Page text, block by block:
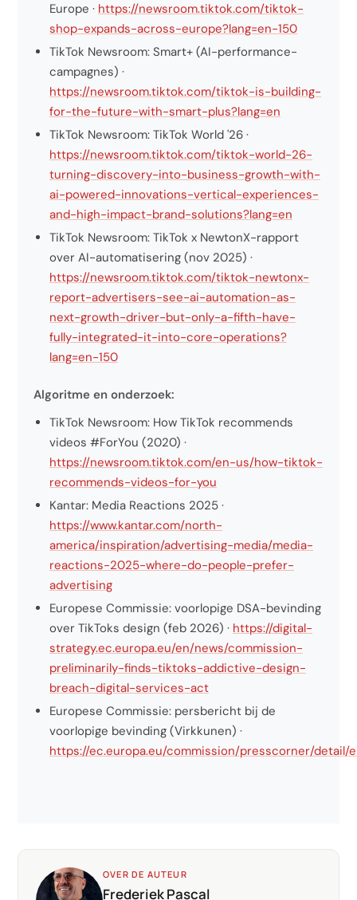
Europe · https://newsroom.tiktok.com/tiktok-
shop-expands-across-europe?lang=en-150
TikTok Newsroom: Smart+ (AI-performance-
campagnes) ·
https://newsroom.tiktok.com/tiktok-is-building-
for-the-future-with-smart-plus?lang=en
TikTok Newsroom: TikTok World '26 ·
https://newsroom.tiktok.com/tiktok-world-26-
turning-discovery-into-business-growth-with-
ai-powered-innovations-vertical-experiences-
and-high-impact-brand-solutions?lang=en
TikTok Newsroom: TikTok x NewtonX-rapport
over AI-automatisering (nov 2025) ·
https://newsroom.tiktok.com/tiktok-newtonx-
report-advertisers-see-ai-automation-as-
next-growth-driver-but-only-a-fifth-have-
fully-integrated-it-into-core-operations?
lang=en-150
Algoritme en onderzoek:
TikTok Newsroom: How TikTok recommends
videos #ForYou (2020) ·
https://newsroom.tiktok.com/en-us/how-tiktok-
recommends-videos-for-you
Kantar: Media Reactions 2025 ·
https://www.kantar.com/north-
america/inspiration/advertising-media/media-
reactions-2025-where-do-people-prefer-
advertising
Europese Commissie: voorlopige DSA-bevinding
over TikToks design (feb 2026) · https://digital-
strategy.ec.europa.eu/en/news/commission-
preliminarily-finds-tiktoks-addictive-design-
breach-digital-services-act
Europese Commissie: persbericht bij de
voorlopige bevinding (Virkkunen) ·
https://ec.europa.eu/commission/presscorner/detail/
OVER DE AUTEUR
Frederiek Pascal